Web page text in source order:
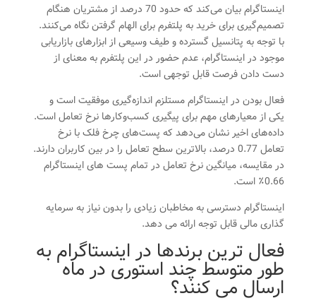
اینستاگرام بیان می‌کند که حدود 70 درصد از مشتریان هنگام
تصمیم‌گیری برای خرید به پلتفرم برای الهام گرفتن نگاه می‌کنند.
با توجه به پتانسیل گسترده و طیف وسیعی از ابزارهای بازاریابی
موجود در اینستاگرام، عدم حضور در این پلتفرم به معنای از
دست دادن فرصت قابل توجهی است.
فعال بودن در اینستاگرام مستلزم اندازه‌گیری موفقیت است و
یکی از معیارهای مهم برای پیگیری کسب‌وکارها نرخ تعامل است.
داده‌های اخیر نشان می‌دهد که پست‌های چرخ فلک با نرخ
تعامل 0.77 درصد، بالاترین سطح تعامل را در بین کاربران دارند.
در مقایسه، میانگین نرخ تعامل در تمام پست های اینستاگرام
0.66٪ است.
اینستاگرام دسترسی به مخاطبان زیادی را بدون نیاز به سرمایه
گذاری مالی قابل توجه ارائه می دهد.
فعال ترین برندها در اینستاگرام به
طور متوسط ​​چند استوری در ماه
ارسال می کنند؟